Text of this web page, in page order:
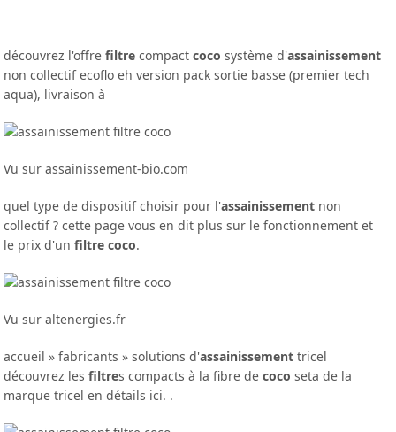
découvrez l'offrefiltre compactcoco système d'assainissement
non collectif ecoflo eh version pack sortie basse (premier tech
aqua), livraison à
Vu sur assainissement-bio.com
quel type de dispositif choisir pour l'assainissement non
collectif ? cette page vous en dit plus sur le fonctionnement et
le prix d'unfiltre coco.
Vu sur altenergies.fr
accueil » fabricants » solutions d'assainissement tricel
découvrez lesfiltres compacts à la fibre decoco seta de la
marque tricel en détails ici. .